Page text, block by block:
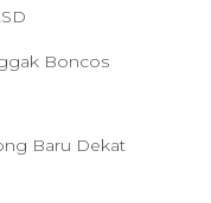
Boncos
Baru Dekat